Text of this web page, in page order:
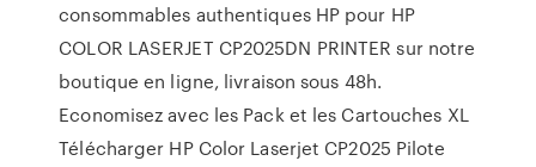
consommables authentiques HP pour HP
COLOR LASERJET CP2025DN PRINTER sur notre
boutique en ligne, livraison sous 48h.
Economisez avec les Pack et les Cartouches XL
Télécharger HP Color Laserjet CP2025 Pilote